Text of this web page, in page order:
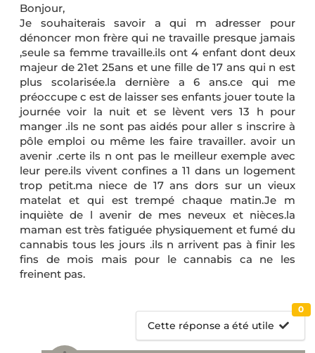
Bonjour,
Je souhaiterais savoir a qui m adresser pour
dénoncer mon frère qui ne travaille presque jamais
,seule sa femme travaille.ils ont 4 enfant dont deux
majeur de 21et 25ans et une fille de 17 ans qui n est
plus scolarisée.la dernière a 6 ans.ce qui me
préoccupe c est de laisser ses enfants jouer toute la
journée voir la nuit et se lèvent vers 13 h pour
manger .ils ne sont pas aidés pour aller s inscrire à
pôle emploi ou même les faire travailler. avoir un
avenir .certe ils n ont pas le meilleur exemple avec
leur pere.ils vivent confines a 11 dans un logement
trop petit.ma niece de 17 ans dors sur un vieux
matelat et qui est trempé chaque matin.Je m
inquiète de l avenir de mes neveux et nièces.la
maman est très fatiguée physiquement et fumé du
cannabis tous les jours .ils n arrivent pas à finir les
fins de mois mais pour le cannabis ca ne les
freinent pas.
Cette réponse a été utile
0